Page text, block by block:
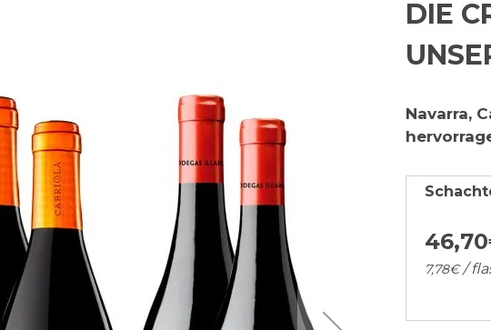
DIE
Navarra,
46,70
7,78€/